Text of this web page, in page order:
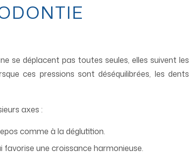
se déplacent pas toutes seules, elles suivent les
ces pressions sont déséquilibrées, les dents
axes :
comme à la déglutition.
favorise une croissance harmonieuse.